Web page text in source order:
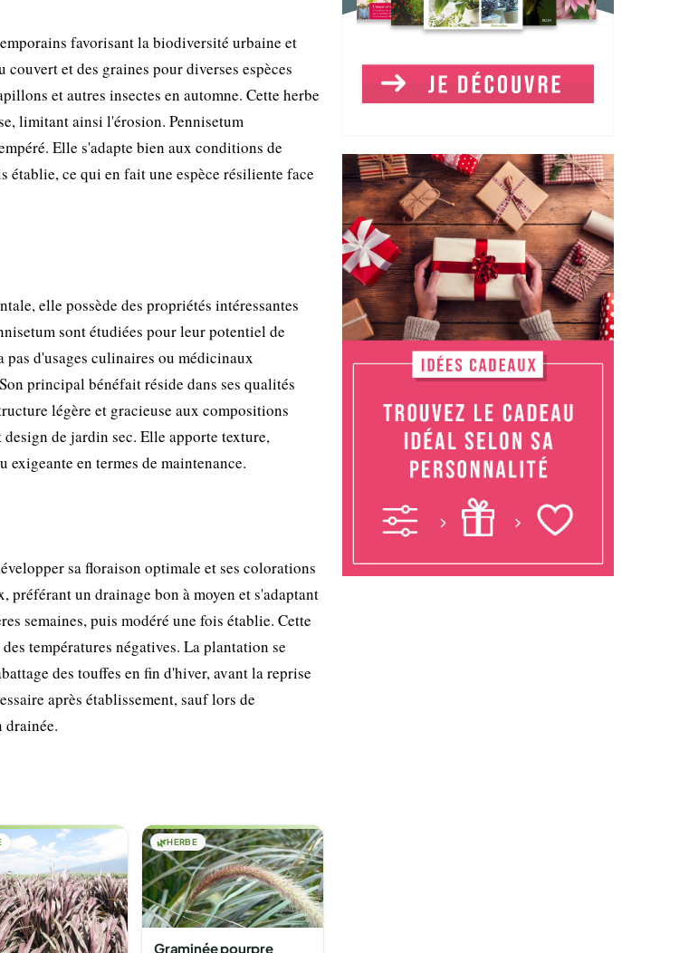
favorisant la biodiversité urbaine et
et des graines pour diverses espèces
et autres insectes en automne. Cette herbe
limitant ainsi l'érosion. Pennisetum
Elle s'adapte bien aux conditions de
établie, ce qui en fait une espèce résiliente face
elle possède des propriétés intéressantes
sont étudiées pour leur potentiel de
d'usages culinaires ou médicinaux
principal bénéfait réside dans ses qualités
légère et gracieuse aux compositions
de jardin sec. Elle apporte texture,
exigeante en termes de maintenance.
sa floraison optimale et ses colorations
préférant un drainage bon à moyen et s'adaptant
semaines, puis modéré une fois établie. Cette
températures négatives. La plantation se
des touffes en fin d'hiver, avant la reprise
après établissement, sauf lors de
drainée.
🌿HERBE
Graminée pourpre